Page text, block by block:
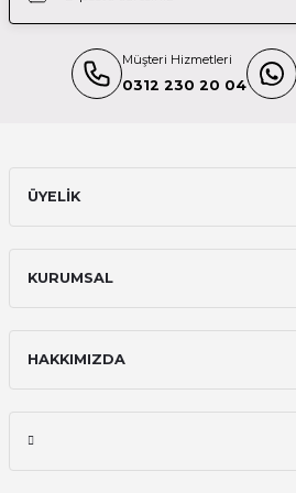
Müşteri Hizmetleri
0312 230 20 04
ÜYELİK
KURUMSAL
HAKKIMIZDA